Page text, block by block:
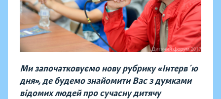
Ми започатковуємо нову рубрику «Інтерв´ю
дня», де будемо знайомити Вас з думками
відомих людей про сучасну дитячу